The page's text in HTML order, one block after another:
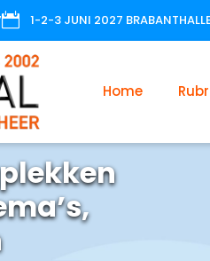
 1-2-3 JUNI 2027
Home